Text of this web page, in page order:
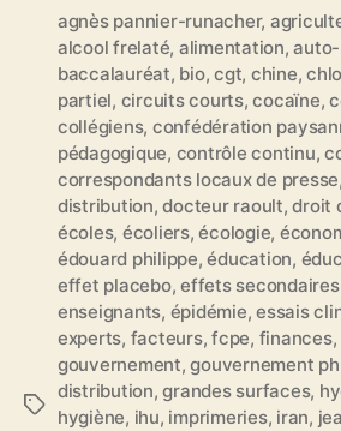
É
agnès pannier-runacher,
alcool frelaté, alimentation,
baccalauréat, bio,cgt, chine,
partiel, circuits courts,cocaïne,
collégiens, confédération
pédagogique, contrôle continu,
correspondants locaux de presse,
distribution,docteur raoult,droit
écoles, écoliers,écologie,
édouard philippe,éducation,
effet placebo,effets secondaires
enseignants, épidémie,essais
experts, facteurs,fcpe, finances,
gouvernement,gouvernement
distribution,grandes surfaces,
hygiène, ihu, imprimeries, iran,